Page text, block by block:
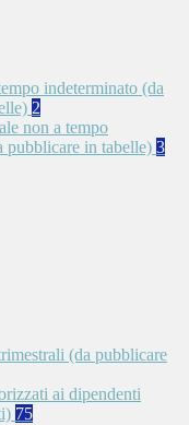
indeterminato (da
2
non a tempo
pubblicare in tabelle) 3
(da pubblicare
ai dipendenti
75